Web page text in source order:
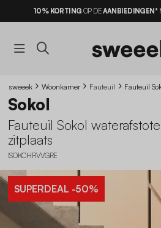
10% KORTING OP DEAANBIEDINGEN*
sweeek Woonkamer Fauteuil Fauteuil
Sokol
Fauteuil Sokol
zitplaats
ISOKCHRVVGRE
SUPERDEAL -50%